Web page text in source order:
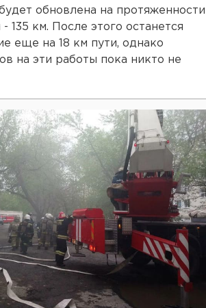
обновлена на протяженности
135 км. После этого останется
еще на 18 км пути, однако
на эти работы пока никто не